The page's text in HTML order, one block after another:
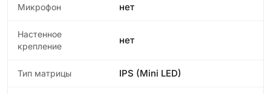
Микрофон нет
Настенное
крепление
нет
Тип матрицы IPS (Mini LED)